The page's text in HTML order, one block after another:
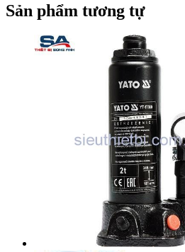
Sản phẩm tương tự